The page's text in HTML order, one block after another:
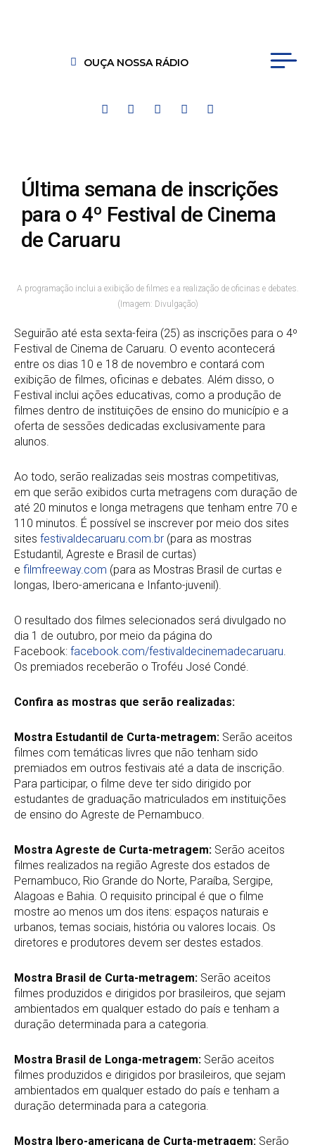
OUÇA NOSSA RÁDIO
Última semana de inscrições
para o 4º Festival de Cinema
de Caruaru
A programação inclui a exibição de filmes e a realização de oficinas e debates.
(Imagem: Divulgação)
Seguirão até esta sexta-feira (25) as inscrições para o 4º
Festival de Cinema de Caruaru. O evento acontecerá
entre os dias 10 e 18 de novembro e contará com
exibição de filmes, oficinas e debates. Além disso, o
Festival inclui ações educativas, como a produção de
filmes dentro de instituições de ensino do município e a
oferta de sessões dedicadas exclusivamente para
alunos.
Ao todo, serão realizadas seis mostras competitivas,
em que serão exibidos curta metragens com duração de
até 20 minutos e longa metragens que tenham entre 70 e
110 minutos. É possível se inscrever por meio dos sites
sites festivaldecaruaru.com.br (para as mostras
Estudantil, Agreste e Brasil de curtas)
e filmfreeway.com (para as Mostras Brasil de curtas e
longas, Ibero-americana e Infanto-juvenil).
O resultado dos filmes selecionados será divulgado no
dia 1 de outubro, por meio da página do
Facebook: facebook.com/festivaldecinemadecaruaru
Os premiados receberão o Troféu José Condé.
Confira as mostras que serão realizadas:
Mostra Estudantil de Curta-metragem: Serão aceitos
filmes com temáticas livres que não tenham sido
premiados em outros festivais até a data de inscrição.
Para participar, o filme deve ter sido dirigido por
estudantes de graduação matriculados em instituições
de ensino do Agreste de Pernambuco.
Mostra Agreste de Curta-metragem: Serão aceitos
filmes realizados na região Agreste dos estados de
Pernambuco, Rio Grande do Norte, Paraíba, Sergipe,
Alagoas e Bahia. O requisito principal é que o filme
mostre ao menos um dos itens: espaços naturais e
urbanos, temas sociais, história ou valores locais. Os
diretores e produtores devem ser destes estados.
Mostra Brasil de Curta-metragem: Serão aceitos
filmes produzidos e dirigidos por brasileiros, que sejam
ambientados em qualquer estado do país e tenham a
duração determinada para a categoria.
Mostra Brasil de Longa-metragem: Serão aceitos
filmes produzidos e dirigidos por brasileiros, que sejam
ambientados em qualquer estado do país e tenham a
duração determinada para a categoria.
Mostra Ibero-americana de Curta-metragem: Serão